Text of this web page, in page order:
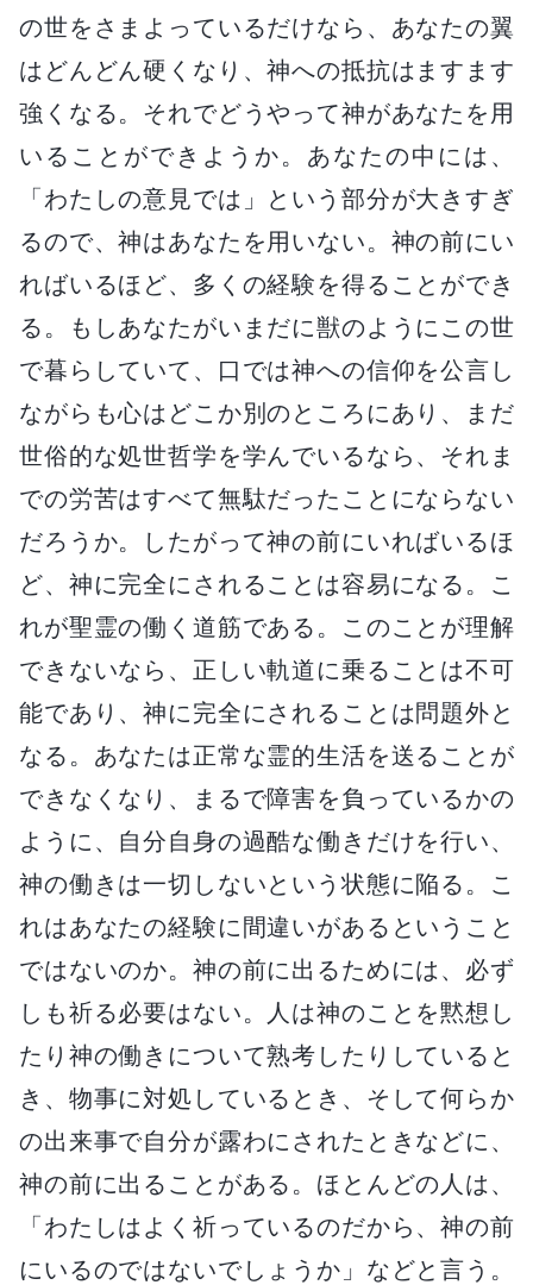
の世をさまよっているだけなら、あなたの翼
はどんどん硬くなり、神への抵抗はますます
強くなる。それでどうやって神があなたを用
いることができようか。あなたの中には、
「わたしの意見では」という部分が大きすぎ
るので、神はあなたを用いない。神の前にい
ればいるほど、多くの経験を得ることができ
る。もしあなたがいまだに獣のようにこの世
で暮らしていて、口では神への信仰を公言し
ながらも心はどこか別のところにあり、まだ
世俗的な処世哲学を学んでいるなら、それま
での労苦はすべて無駄だったことにならない
だろうか。したがって神の前にいればいるほ
ど、神に完全にされることは容易になる。こ
れが聖霊の働く道筋である。このことが理解
できないなら、正しい軌道に乗ることは不可
能であり、神に完全にされることは問題外と
なる。あなたは正常な霊的生活を送ることが
できなくなり、まるで障害を負っているかの
ように、自分自身の過酷な働きだけを行い、
神の働きは一切しないという状態に陥る。こ
れはあなたの経験に間違いがあるということ
ではないのか。神の前に出るためには、必ず
しも祈る必要はない。人は神のことを黙想し
たり神の働きについて熟考したりしていると
き、物事に対処しているとき、そして何らか
の出来事で自分が露わにされたときなどに、
神の前に出ることがある。ほとんどの人は、
「わたしはよく祈っているのだから、神の前
にいるのではないでしょうか」などと言う。